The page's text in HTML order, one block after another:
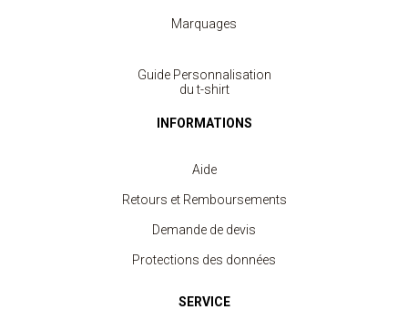
Marquages
Guide Personnalisation
du t-shirt
INFORMATIONS
Aide
Retours et Remboursements
Demande de devis
Protections des données
SERVICE